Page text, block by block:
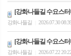
[강화나들길 수요스터
강화나들길 2026.07.30
[강화나들길 수요스터
강화나들길 2026.07.22